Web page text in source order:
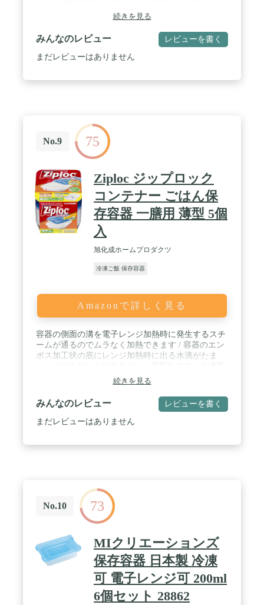
ーブン使用時はフタを外してください。直火不
可)、食洗機:ガラス本体/可、フタ/可 / セット内
容:400ml ×4個
続きを見る
みんなのレビュー レビューを書く
まだレビューはありません
No.9 75
Ziploc ジップロック
コンテナー ごはん保
存容器 一膳用 薄型 5個
入
旭化成ホームプロダクツ
冷凍ご飯 保存容器
Amazonで詳しく見る
容器の側面の溝を電子レンジ加熱時に発生するスチ
ームが通るのでムラなく加熱できます / 容器のエン
ボス加工状の底にレンジ加熱時に出る水滴がたま
でも場所を取らずに保存できます / 原材料:ポリプロ
ピレン / ブランド名:ジップロック
続きを見る
みんなのレビュー レビューを書く
まだレビューはありません
No.10 73
MIクリエーションズ
保存容器 日本製 冷凍
可 電子レンジ可 200ml
6個セット 28862